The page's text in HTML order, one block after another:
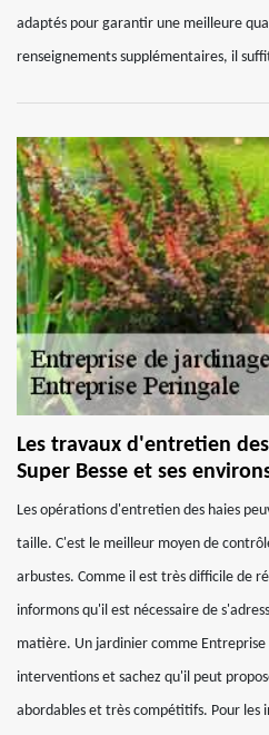
adaptés pour garantir une meilleure
renseignements supplémentaires, il
Les travaux d'entretien
Super Besse et ses
Les opérations d'entretien des haies
taille. C'est le meilleur moyen de
arbustes. Comme il est très difficile de
informons qu'il est nécessaire de
matière. Un jardinier comme
interventions et sachez qu'il peut
abordables et très compétitifs. Pour les